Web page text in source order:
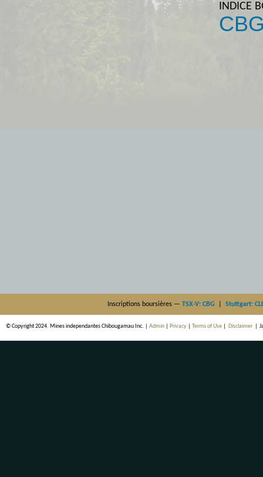
INDICE
Inscriptions boursières — TSX-V: CBG Stuttgart:
© Copyright 2024. Mines independantes Chibougamau Inc. | Admin Privacy Terms of Use Disclaimer